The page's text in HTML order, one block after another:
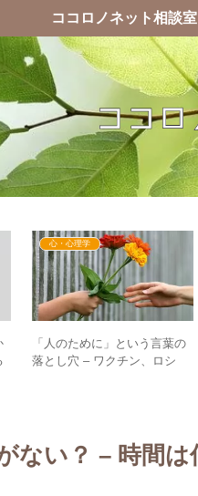
ココロノネット相談室
心・心理学
「人のために」という言葉の
落とし穴 – ワクチン、ロシ
ない？ – 時間は